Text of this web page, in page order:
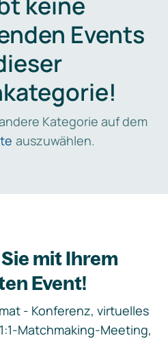
Events
Kategorie auf dem
auszuwählen.
mit Ihrem
Event!
- Konferenz, virtuelles
Matchmaking-Meeting,